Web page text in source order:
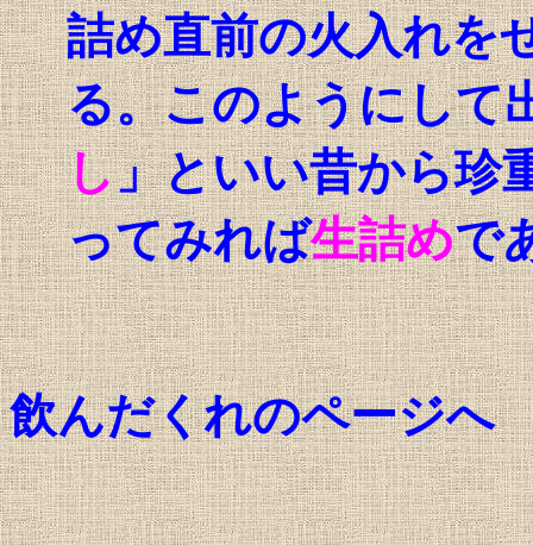
詰め直前の火入れを
る。このようにして
し」といい昔から珍
ってみれば生詰めで
飲んだくれのページへ